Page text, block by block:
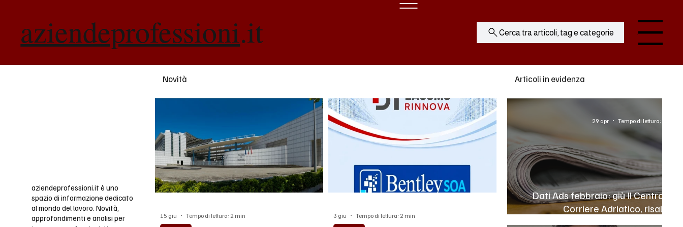
aziendeprofessioni.it Cerca tra articoli, tag e categorie Menu
Articoli in evidenza
Dati Ads febbraio: giù Il Centro e il
Corriere Adriatico, risale la
29 apr Tempo di lettura: 3 min
Novità
15 giu Tempo di lettura: 2 min 3 giu Tempo di lettura: 2 min
aziendeprofessioni.it è uno
spazio di informazione dedicato
al mondo del lavoro. Novità,
approfondimenti e analisi per